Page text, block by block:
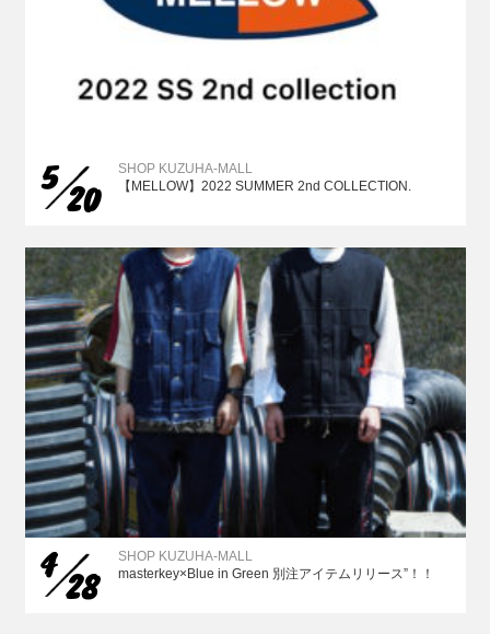
520
SHOP KUZUHA-MALL
【MELLOW】2022 SUMMER 2nd COLLECTION.
4 28
SHOP KUZUHA-MALL
masterkey×Blue in Green 別注アイテムリリース”！！